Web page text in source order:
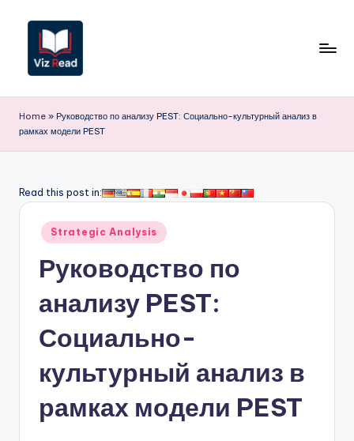
Перейти
содержимому
iz
R
a
A
Home » Руководство по анализу PEST: Социально-культурный анализ в
рамках модели PEST
Read this post in:
Опубликовано
Strategic Analysis
Руководство по
анализу PEST:
Социально-
культурный анализ в
рамках модели PEST